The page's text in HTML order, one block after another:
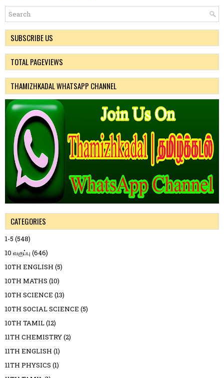
SUBSCRIBE US
TOTAL PAGEVIEWS
THAMIZHKADAL WHATSAPP CHANNEL
CATEGORIES
1-5 (548)
10 வகுப்பு (646)
10TH ENGLISH (5)
10TH MATHS (10)
10TH SCIENCE (13)
10TH SOCIAL SCIENCE (5)
10TH TAMIL(12)
11TH CHEMISTRY(2)
11TH ENGLISH (1)
11TH PHYSICS (1)